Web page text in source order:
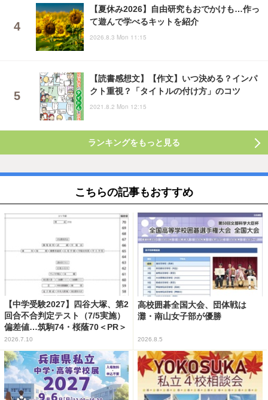
【夏休み2026】自由研究もおでかけも…作っ
て遊んで学べるキットを紹介
2026.8.3 Mon 11:15
【読書感想文】【作文】いつ決める？インパ
クト重視？「タイトルの付け方」のコツ
2021.8.2 Mon 12:15
ランキングをもっと見る
こちらの記事もおすすめ
【中学受験2027】四谷大塚、第2
回合不合判定テスト（7/5実施）
偏差値…筑駒74・桜蔭70＜PR＞
2026.7.10
高校囲碁全国大会、団体戦は
灘・南山女子部が優勝
2026.8.5